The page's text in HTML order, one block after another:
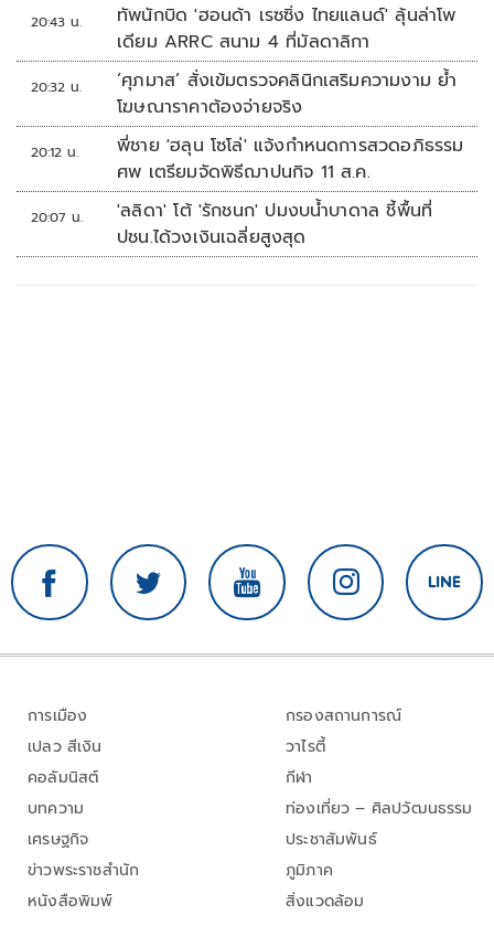
20:43 น.
ทัพนักบิด 'ฮอนด้า เรซซิ่ง ไทยแลนด์' ลุ้นล่าโพ
เดียม ARRC สนาม 4 ที่มัลดาลิกา
20:32 น.
‘ศุภมาส’ สั่งเข้มตรวจคลินิกเสริมความงาม ย้ำ
โฆษณาราคาต้องจ่ายจริง
20:12 น.
พี่ชาย 'ฮลุน โซโล่' แจ้งกำหนดการสวดอภิธรรม
ศพ เตรียมจัดพิธีฌาปนกิจ 11 ส.ค.
20:07 น.
'ลลิดา' โต้ 'รักชนก' ปมงบน้ำบาดาล ชี้พื้นที่
ปชน.ได้วงเงินเฉลี่ยสูงสุด
การเมือง
เปลว สีเงิน
คอลัมนิสต์
บทความ
เศรษฐกิจ
ข่าวพระราชสำนัก
หนังสือพิมพ์
กรองสถานการณ์
วาไรตี้
กีฬา
ท่องเที่ยว – ศิลปวัฒนธรรม
ประชาสัมพันธ์
ภูมิภาค
สิ่งแวดล้อม